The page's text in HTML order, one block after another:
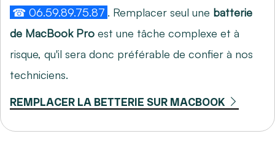
☎ 06.59.89.75.87 . Remplacer seul une batterie
de MacBook Pro est une tâche complexe et à
risque, qu'il sera donc préférable de confier à nos
techniciens.
REMPLACER LA BETTERIE SUR MACBOOK